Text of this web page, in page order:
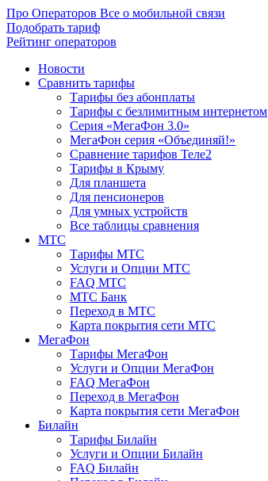
Про Операторов Все о мобильной связи
Подобрать тариф
Рейтинг операторов
Новости
Сравнить тарифы
Тарифы без абонплаты
Тарифы с безлимитным интернетом
Серия «МегаФон 3.0»
МегаФон серия «Объединяй!»
Сравнение тарифов Теле2
Тарифы в Крыму
Для планшета
Для пенсионеров
Для умных устройств
Все таблицы сравнения
МТС
Тарифы МТС
Услуги и Опции МТС
FAQ МТС
МТС Банк
Переход в МТС
Карта покрытия сети МТС
МегаФон
Тарифы МегаФон
Услуги и Опции МегаФон
FAQ МегаФон
Переход в МегаФон
Карта покрытия сети МегаФон
Билайн
Тарифы Билайн
Услуги и Опции Билайн
FAQ Билайн